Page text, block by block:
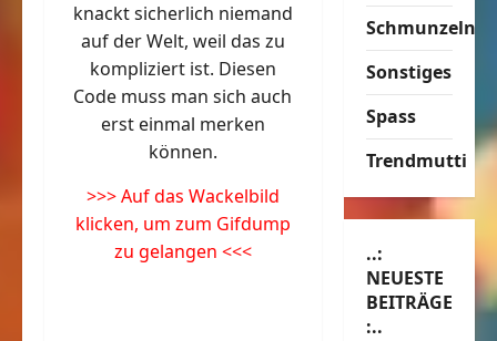
knackt sicherlich niemand
auf der Welt, weil das zu
kompliziert ist. Diesen
Code muss man sich auch
erst einmal merken
können.
>>> Auf das Wackelbild
klicken, um zum Gifdump
zu gelangen <<<
Schmunzeln
Sonstiges
Spass
Trendmutti
..:
NEUESTE
BEITRÄGE
:..